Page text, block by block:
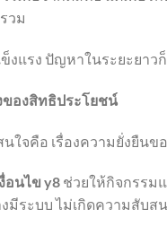
วม
งแรง ปัญหาในระยะยาว
ของสิทธิประโยชน์
ใจคือ เรื่องความยั่งยืนข
อนไข y8 ช่วยให้กิจกรรม
งมีระบบ ไม่เกิดความสับส